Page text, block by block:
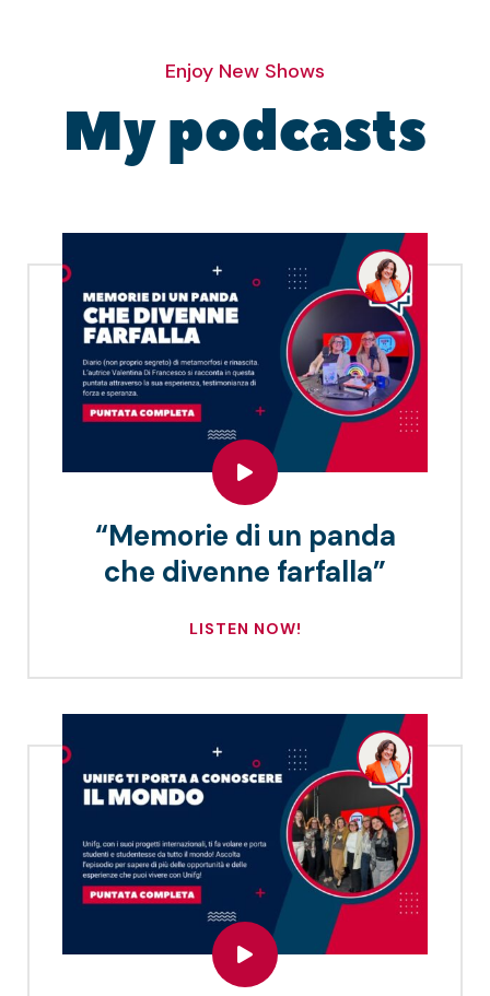
Enjoy New Shows
My podcasts
“Memorie di un panda
che divenne farfalla”
LISTEN NOW!